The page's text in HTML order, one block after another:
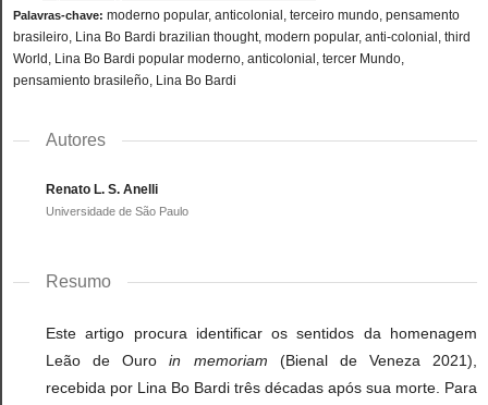
Palavras-chave: moderno popular, anticolonial, terceiro mundo, pensamento
brasileiro, Lina Bo Bardi brazilian thought, modern popular, anti-colonial, third
World, Lina Bo Bardi popular moderno, anticolonial, tercer Mundo,
pensamiento brasileño, Lina Bo Bardi
Autores
Renato L. S. Anelli
Universidade de São Paulo
Resumo
Este artigo procura identificar os sentidos da homenagem
Leão de Ouroin memoriam (Bienal de Veneza 2021),
recebida por Lina Bo Bardi três décadas após sua morte. Para